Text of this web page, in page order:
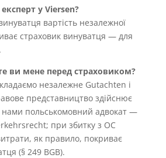
у Viersen?
вартість незалежної
страховик винуватця — для
ви мене перед страховиком?
незалежне Gutachten і
представництво здійснює
польськомовний адвокат —
при збитку з OC
як правило, покриває
(§ 249 BGB).